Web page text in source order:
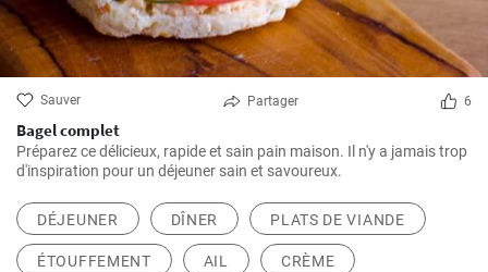
Sauver Partager 6
Bagel complet
Préparez ce délicieux, rapide et sain pain maison. Il n'y a jamais trop
d'inspiration pour un déjeuner sain et savoureux.
DÉJEUNER DÎNER PLATS DE VIANDE
ÉTOUFFEMENT AIL CRÈME